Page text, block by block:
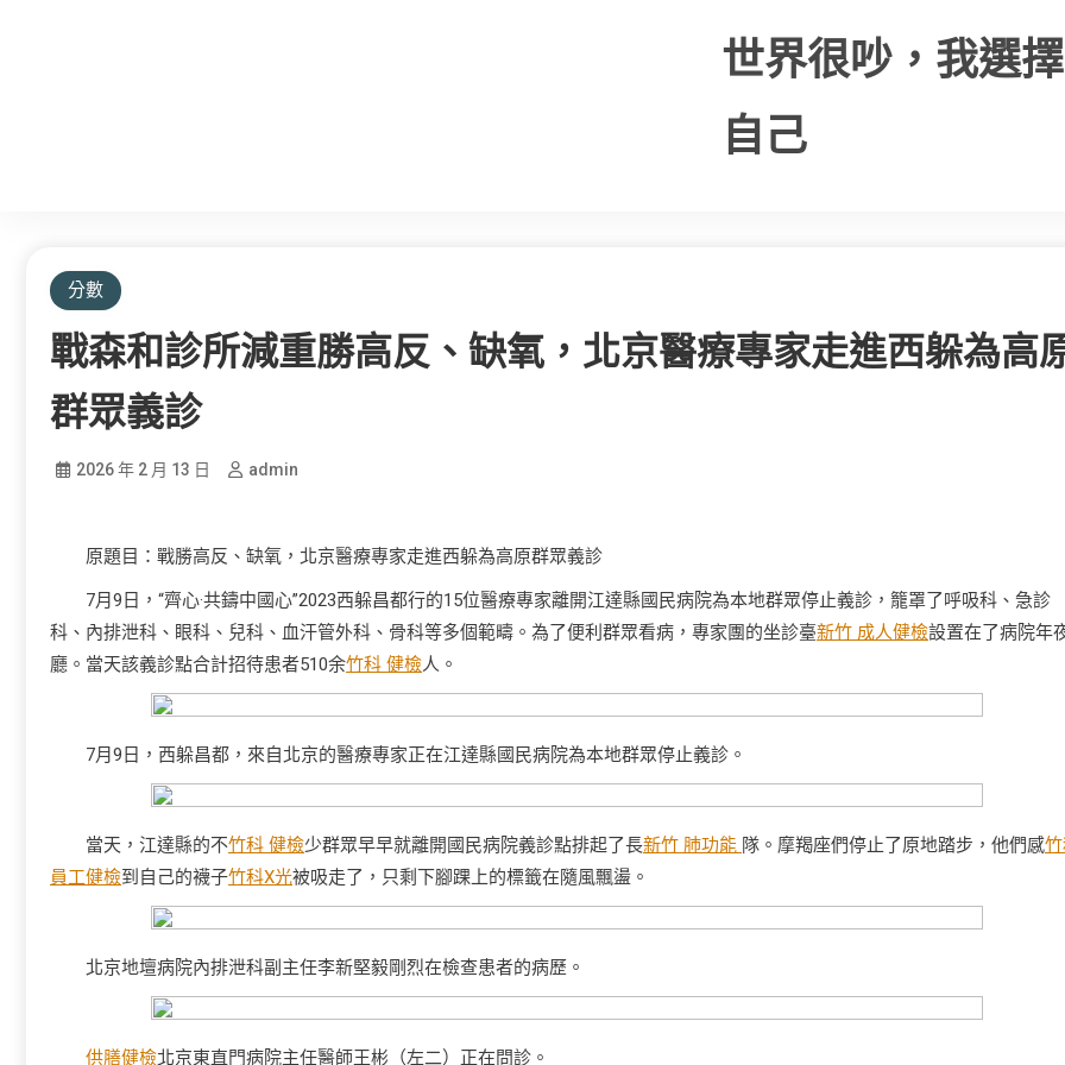
世界很吵，我選
自己
分數
戰森和診所減重勝高反、缺氧，北京醫療專家走進西躲為高
群眾義診
2026 年 2 月 13 日 admin
原題目：戰勝高反、缺氧，北京醫療專家走進西躲為高原群眾義診
7月9日，“齊心·共鑄中國心”2023西躲昌都行的15位醫療專家離開江達縣國民病院為本地群眾停止義診，籠罩了呼吸科、急診
科、內排泄科、眼科、兒科、血汗管外科、骨科等多個範疇。為了便利群眾看病，專家團的坐診臺新竹 成人健檢設置在了病院年
廳。當天該義診點合計招待患者510余竹科 健檢人。
7月9日，西躲昌都，來自北京的醫療專家正在江達縣國民病院為本地群眾停止義診。
當天，江達縣的不竹科 健檢少群眾早早就離開國民病院義診點排起了長新竹 肺功能 隊。摩羯座們停止了原地踏步，他們感
員工健檢到自己的襪子竹科X光被吸走了，只剩下腳踝上的標籤在隨風飄盪。
北京地壇病院內排泄科副主任李新堅毅剛烈在檢查患者的病歷。
供膳健檢北京東直門病院主任醫師王彬（左二）正在問診。